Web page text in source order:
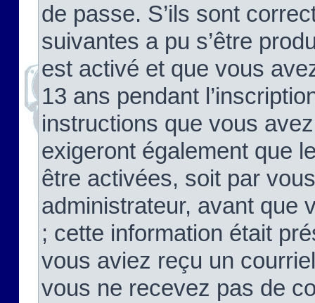
de passe. S’ils sont
suivantes a pu s’être
est activé et que vous
13 ans pendant
instructions que vous
exigeront également que
être activées, soit par
administrateur, avant que
; cette information était
vous aviez reçu un
vous ne recevez pas de